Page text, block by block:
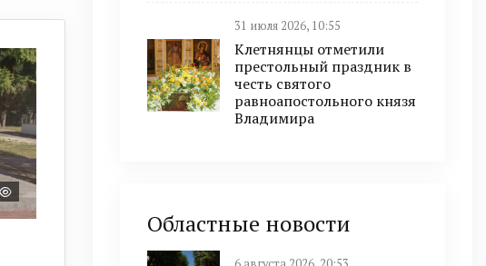
31 июля 2026, 10:55
Клетнянцы отметили
престольный праздник в
честь святого
равноапостольного князя
Владимира
Областные новости